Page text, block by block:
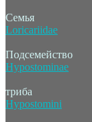
Семья
Loricariidae
Подсемейство
Hypostominae
триба
Hypostomini